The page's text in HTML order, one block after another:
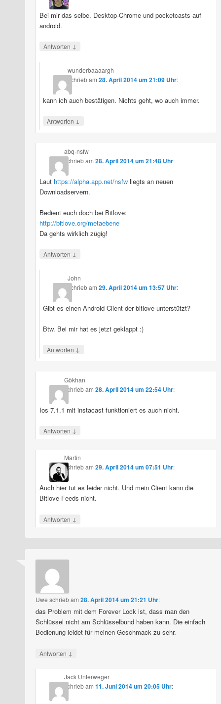
Bei mir das selbe. Desktop-Chrome und pocketcasts auf
android.
Antworten ↓
wunderbaaaargh
schriebam28. April 2014 um 21:09 Uhr:
kann ich auch bestätigen. Nichts geht, wo auch immer.
Antworten ↓
abq-nsfw
schriebam 28. April 2014 um 21:48 Uhr:
Laut https://alpha.app.net/nsfwliegts an neuen
Downloadservern.
Bedient euch doch bei Bitlove:
http://bitlove.org/metaebene
Da gehts wirklich zügig!
Antworten ↓
John
schriebam29. April 2014 um 13:57 Uhr:
Gibt es einen Android Client der bitlove unterstützt?
Btw. Bei mir hat es jetzt geklappt :)
Antworten ↓
Gökhan
schriebam 28. April 2014 um 22:54 Uhr:
Ios 7.1.1 mit instacast funktioniert es auch nicht.
Antworten ↓
Martin
schriebam 29. April 2014 um 07:51 Uhr:
Auch hier tut es leider nicht. Und mein Client kann die
Bitlove-Feeds nicht.
Antworten ↓
Uwe schriebam28. April 2014 um 21:21 Uhr:
das Problem mit dem Forever Lock ist, dass man den
Schlüssel nicht am Schlüsselbund haben kann. Die einfach
Bedienung leidet für meinen Geschmack zu sehr.
Antworten ↓
Jack Unterweger
schriebam 11. Juni 2014 um 20:05 Uhr: